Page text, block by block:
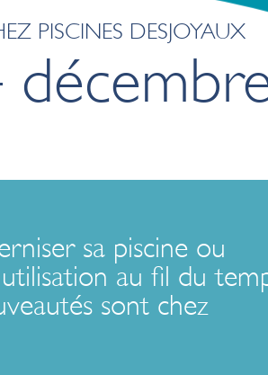
PISCINES DESJOYAUX
sa piscine ou
au fil du
sont chez